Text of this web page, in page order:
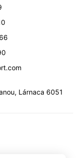
, Lárnaca 6051